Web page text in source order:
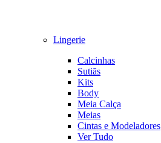
Lingerie
Calcinhas
Sutiãs
Kits
Body
Meia Calça
Meias
Cintas e Modeladores
Ver Tudo